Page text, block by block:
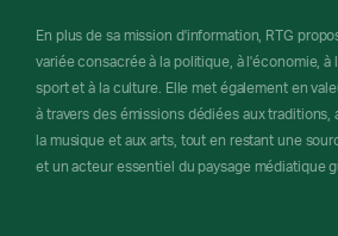
En plus de sa mission d'information, RTG
variée consacrée à la politique, à l'économie, à
sport et à la culture. Elle met également en
à travers des émissions dédiées aux traditions,
la musique et aux arts, tout en restant une
et un acteur essentiel du paysage médiatique